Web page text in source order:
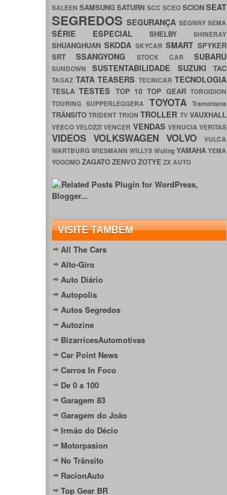
SALEENSAMSUNGSATURN SCC SCEO SCIONSEAT
SEGREDOSSEGURANÇA SEGWAYSEMA
SÉRIE ESPECIAL SHELBY SHINERAY
SHUANGHUAN SKODA SKYCARSMART SPYKER
SRTSSANGYONG STOCK CAR SUBARU
SUNDOWNSUSTENTABILIDADE SUZUKITAC
TAGAZ TATA TEASERS TECNICAR TECNOLOGIA
TESLATESTES TOP 10TOP GEARTOROIDION
TOURING SUPPERLEGGERA TOYOTATramontana
TRÂNSITOTRIDENT TRIONTROLLER TVVAUXHALL
VEECOVELOZZIVENCER VENDAS VENUCIAVERITAS
VIDEOS VOLKSWAGEN VOLVO
VULCA
WARTBURG WIESMANN WILLYS Wuling YAMAHA YEMA
YOGOMO ZAGATOZENVOZOTYE ZX AUTO
VISITE TAMBÉM
All The Cars
Alto-Giro
Auto Diário
Autopolis
Autos Segredos
Autozine
BizarricesAutomotivas
Car Point News
Carros In Foco
De 0 a 100
Garagem 83
Garagem do João
Irmão do Décio
Motorpasion
No Trânsito
RacionAuto
Top Gear BR